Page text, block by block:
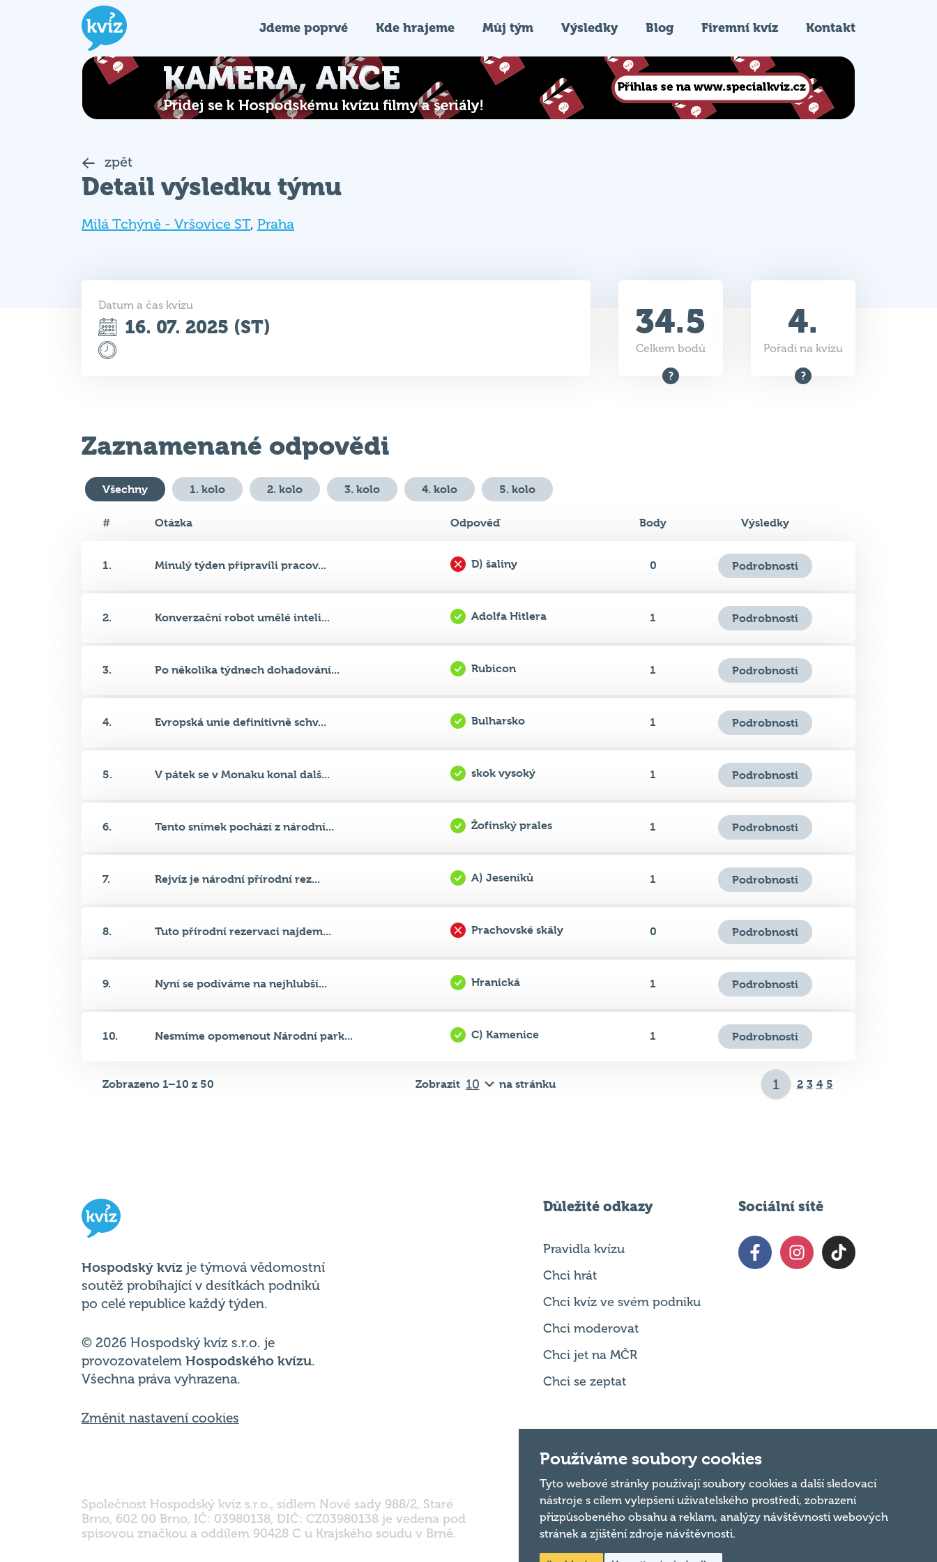
Jdeme poprvé Kde hrajeme Můj tým Výsledky Blog Firemní kvíz Kontakt
zpět
Detail výsledku týmu
Milá Tchýně - Vršovice ST, Praha
Datum a čas kvízu
16. 07. 2025 (ST) 34.5
Celkem bodů
4.
Pořadí na kvízu
Zaznamenané odpovědi
Všechny 1. kolo 2. kolo 3. kolo 4. kolo 5. kolo
# Otázka Odpověď Body Výsledky
1. Minulý týden připravili pracov... D) šaliny 0 Podrobnosti
2. Konverzační robot umělé inteli... Adolfa Hitlera 1 Podrobnosti
3. Po několika týdnech dohadování... Rubicon 1 Podrobnosti
4. Evropská unie definitivně schv... Bulharsko 1 Podrobnosti
5. V pátek se v Monaku konal dalš... skok vysoký 1 Podrobnosti
6. Tento snímek pochází z národní... Žofínský prales 1 Podrobnosti
7. Rejvíz je národní přírodní rez... A) Jeseníků 1 Podrobnosti
8. Tuto přírodní rezervaci najdem... Prachovské skály 0 Podrobnosti
9. Nyní se podíváme na nejhlubší... Hranická 1 Podrobnosti
10. Nesmíme opomenout Národní park... C) Kamenice 1 Podrobnosti
Zobrazeno 1–10 z 50 Zobrazit na stránku 2 3 4 5
Hospodský kvíz je týmová vědomostní
soutěž probíhající v desítkách podniků
po celé republice každý týden.
© 2026 Hospodský kvíz s.r.o. je
provozovatelem Hospodského kvízu.
Všechna práva vyhrazena.
Změnit nastavení cookies
Důležité odkazy
Pravidla kvízu
Chci hrát
Chci kvíz ve svém podniku
Chci moderovat
Chci jet na MČR
Chci se zeptat
Sociální sítě
Společnost Hospodský kvíz s.r.o., sídlem Nové sady 988/2, Staré
Brno, 602 00 Brno, IČ: 03980138, DIČ: CZ03980138 je vedena pod
spisovou značkou a oddílem 90428 C u Krajského soudu v Brně.
Nahoru
Používáme soubory cookies
Tyto webové stránky používají soubory cookies a další sledovací
nástroje s cílem vylepšení uživatelského prostředí, zobrazení
přizpůsobeného obsahu a reklam, analýzy návštěvnosti webových
stránek a zjištění zdroje návštěvnosti.